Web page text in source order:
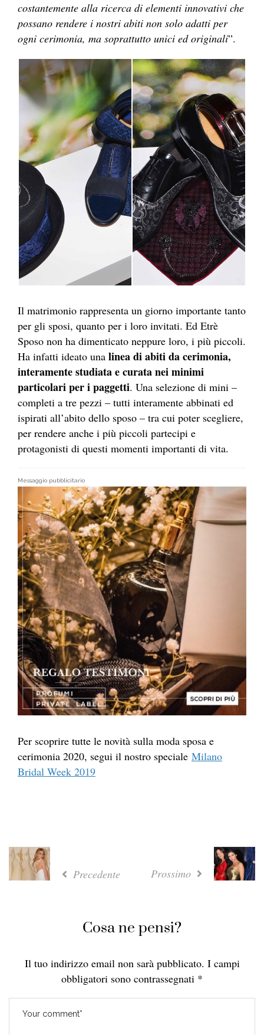
costantemente alla ricerca di elementi innovativi che
possano rendere i nostri abiti non solo adatti per
ogni cerimonia, ma soprattutto unici ed originali”.
Il matrimonio rappresenta un giorno importante tanto
per gli sposi, quanto per i loro invitati. Ed Etrè
Sposo non ha dimenticato neppure loro, i più piccoli.
Ha infatti ideato una linea di abiti da cerimonia,
interamente studiata e curata nei minimi
particolari per i paggetti. Una selezione di mini –
completi a tre pezzi – tutti interamente abbinati ed
ispirati all’abito dello sposo – tra cui poter scegliere,
per rendere anche i più piccoli partecipi e
protagonisti di questi momenti importanti di vita.
Messaggio pubblicitario
Per scoprire tutte le novità sulla moda sposa e
cerimonia 2020, segui il nostro speciale Milano
Bridal Week 2019
Precedente Prossimo
Cosa ne pensi?
Il tuo indirizzo email non sarà pubblicato. I campi
obbligatori sono contrassegnati *